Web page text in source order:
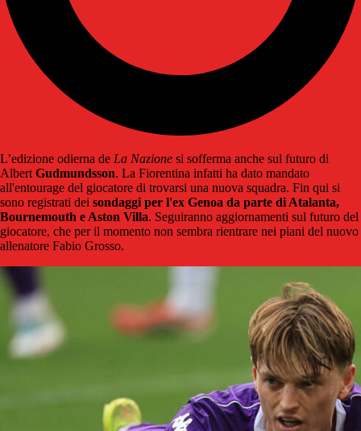
L’edizione odierna de La Nazione si sofferma anche sul futuro di
Albert Gudmundsson. La Fiorentina infatti ha dato mandato
all'entourage del giocatore di trovarsi una nuova squadra. Fin qui si
sono registrati dei sondaggi per l'ex Genoa da parte di Atalanta,
Bournemouth e Aston Villa. Seguiranno aggiornamenti sul futuro del
giocatore, che per il momento non sembra rientrare nei piani del nuovo
allenatore Fabio Grosso.